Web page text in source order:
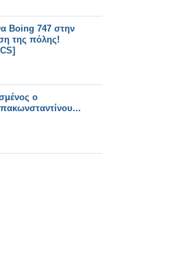
Boing 747 στην
της πόλης!
ο